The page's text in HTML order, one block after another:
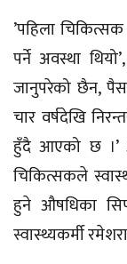
’पहिला
पर्ने अवस्था
जानुपरेको छैन,
चार वर्षदेखि
हुँदै आएको छ ।’
चिकित्सकले
हुने औषधिका
स्वास्थ्यकर्मी